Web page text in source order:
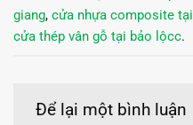
giang, cửa nhựa composite
cửa thép vân gỗ tại bảo lộcc.
Để lại một bình luận